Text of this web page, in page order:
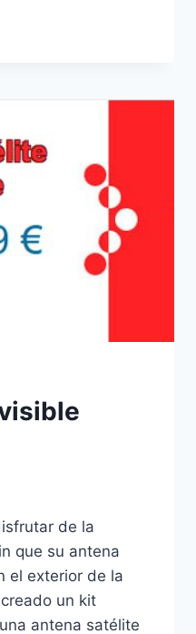
de la
que su antena
el exterior de la
un kit
antena satélite